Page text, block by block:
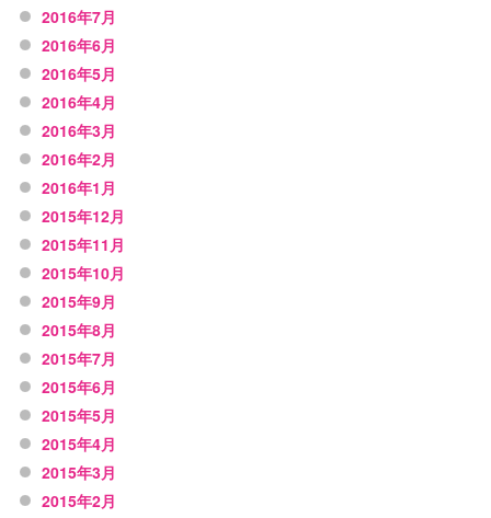
2016年7月
2016年6月
2016年5月
2016年4月
2016年3月
2016年2月
2016年1月
2015年12月
2015年11月
2015年10月
2015年9月
2015年8月
2015年7月
2015年6月
2015年5月
2015年4月
2015年3月
2015年2月